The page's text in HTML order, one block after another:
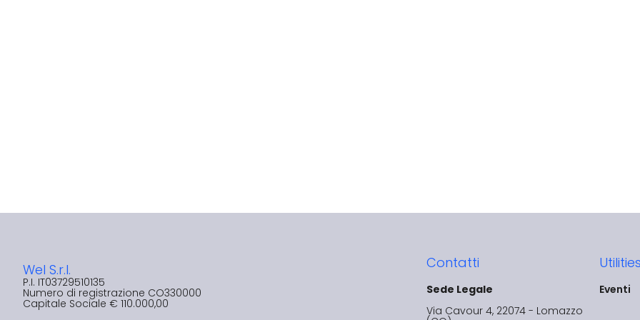
Wel S.r.l.
P.I. IT03729510135​
Numero di registrazione CO330000
Capitale Sociale € 110.000,00
Contatti Utilities
Sede Legale
Via Cavour 4, 22074 - Lomazzo
Eventi